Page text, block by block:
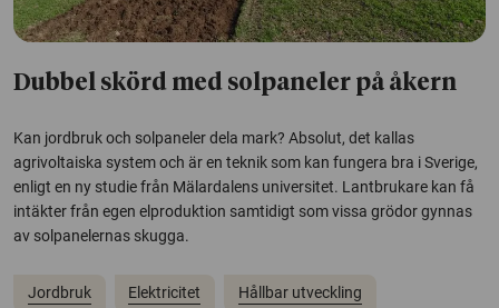
Dubbel skörd med solpaneler på åkern
Kan jordbruk och solpaneler dela mark? Absolut, det kallas
agrivoltaiska system och är en teknik som kan fungera bra i Sverige,
enligt en ny studie från Mälardalens universitet. Lantbrukare kan få
intäkter från egen elproduktion samtidigt som vissa grödor gynnas
av solpanelernas skugga.
Jordbruk Elektricitet Hållbar utveckling